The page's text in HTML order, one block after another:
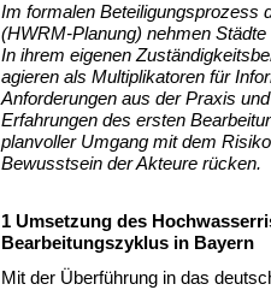
Im formalen Beteiligungsprozess
(HWRM-Planung) nehmen
In ihrem eigenen
agieren als Multiplikatoren für
Anforderungen aus der Praxis
Erfahrungen des ersten
planvoller Umgang mit dem
Bewusstsein der Akteure rücken.
1 Umsetzung des
Bearbeitungszyklus in Bayern
Mit der Überführung in das